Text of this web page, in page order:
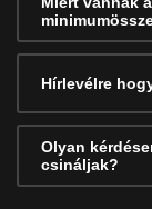
Hírlevélre
Olyan
csináljak?